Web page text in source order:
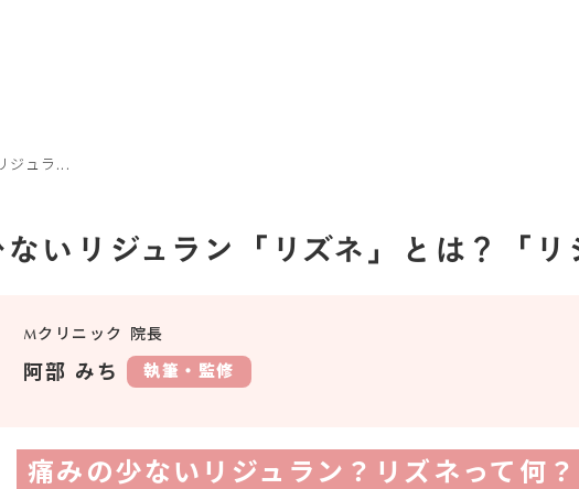
ジュラ...
いリジュラン「リズネ」とは？「リ
Mクリニック 院長
阿部 みち 執筆・監修
痛みの少ないリジュラン？リズネって何？